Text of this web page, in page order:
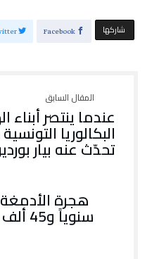
‫‫ شاركها‬ Facebook
عندما ينتصر
البكالوريا
تحدّث عنه بيار
هجرة